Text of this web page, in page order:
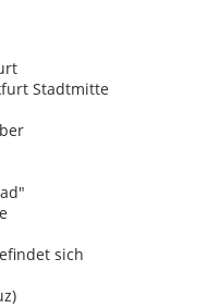
Stadtmitte
sich